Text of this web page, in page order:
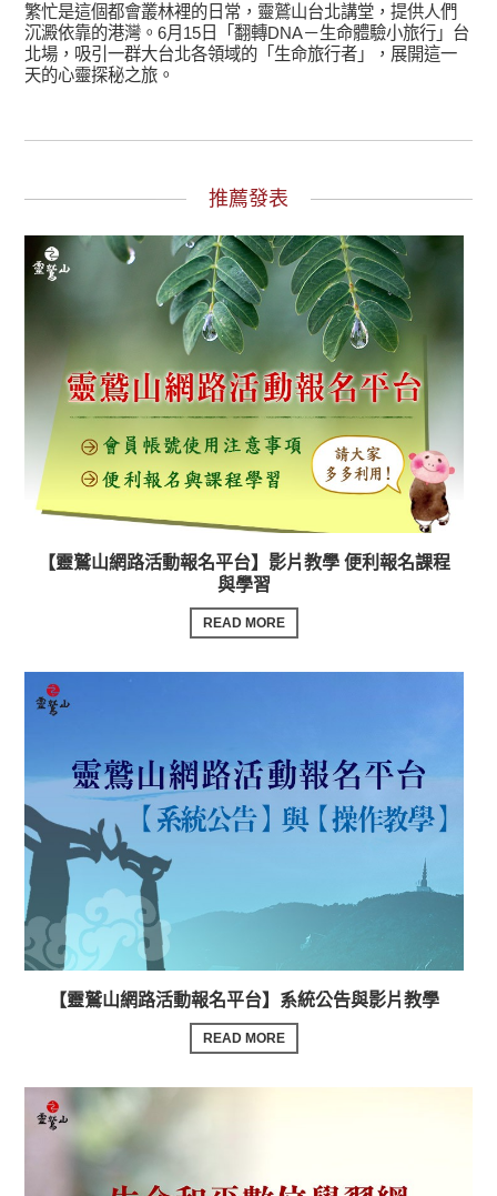
繁忙是這個都會叢林裡的日常，靈鷲山台北講堂，提供人們
沉澱依靠的港灣。6月15日「翻轉DNA－生命體驗小旅行」台
北場，吸引一群大台北各領域的「生命旅行者」，展開這一
天的心靈探秘之旅。
推薦發表
【靈鷲山網路活動報名平台】影片教學 便利報名課程
與學習
READ MORE
【靈鷲山網路活動報名平台】系統公告與影片教學
READ MORE